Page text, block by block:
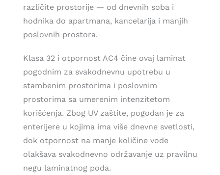
različite prostorije — od dnevnih soba i
hodnika do apartmana, kancelarija i manjih
poslovnih prostora.
Klasa 32 i otpornost AC4 čine ovaj laminat
pogodnim za svakodnevnu upotrebu u
stambenim prostorima i poslovnim
prostorima sa umerenim intenzitetom
korišćenja. Zbog UV zaštite, pogodan je za
enterijere u kojima ima više dnevne svetlosti,
dok otpornost na manje količine vode
olakšava svakodnevno održavanje uz pravilnu
negu laminatnog poda.